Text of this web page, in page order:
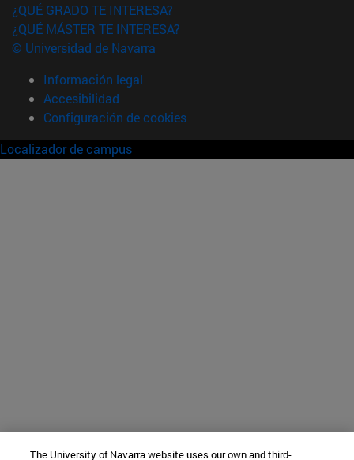
¿QUÉ GRADO TE INTERESA?
¿QUÉ MÁSTER TE INTERESA?
© Universidad de Navarra
Información legal
Accesibilidad
Configuración de cookies
Localizador de campus
The University of Navarra website uses our own and third-